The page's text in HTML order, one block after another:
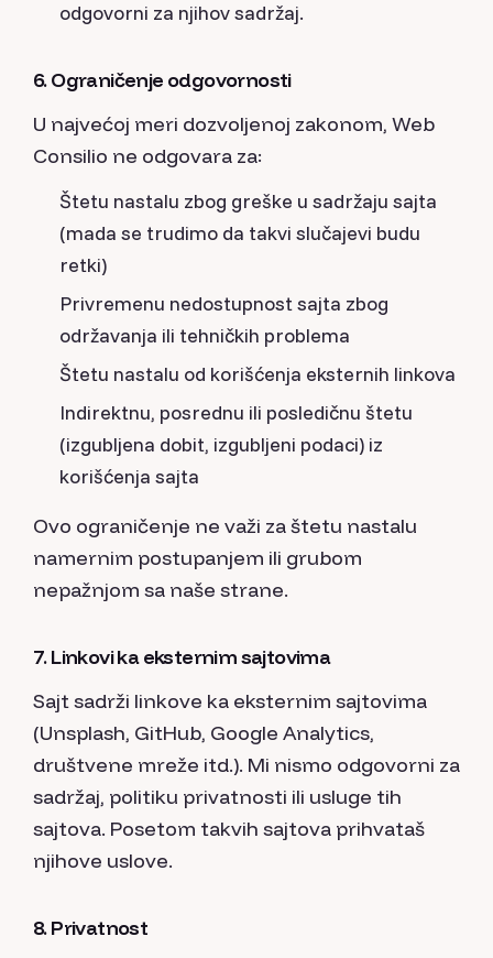
odgovorni za njihov sadržaj.
6. Ograničenje odgovornosti
U najvećoj meri dozvoljenoj zakonom, Web
Consilio ne odgovara za:
Štetu nastalu zbog greške u sadržaju sajta
(mada se trudimo da takvi slučajevi budu
retki)
Privremenu nedostupnost sajta zbog
održavanja ili tehničkih problema
Štetu nastalu od korišćenja eksternih linkova
Indirektnu, posrednu ili posledičnu štetu
(izgubljena dobit, izgubljeni podaci) iz
korišćenja sajta
Ovo ograničenje ne važi za štetu nastalu
namernim postupanjem ili grubom
nepažnjom sa naše strane.
7. Linkovi ka eksternim sajtovima
Sajt sadrži linkove ka eksternim sajtovima
(Unsplash, GitHub, Google Analytics,
društvene mreže itd.). Mi nismo odgovorni za
sadržaj, politiku privatnosti ili usluge tih
sajtova. Posetom takvih sajtova prihvataš
njihove uslove.
8. Privatnost